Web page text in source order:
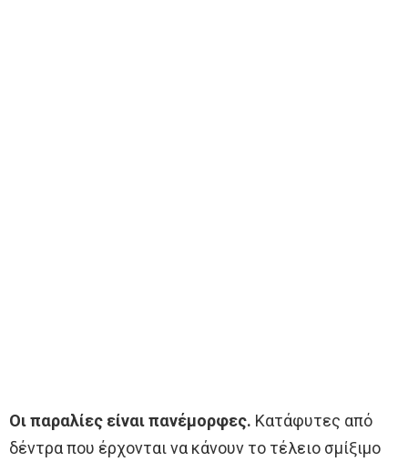
Οι παραλίες είναι πανέμορφες. Κατάφυτες από
δέντρα που έρχονται να κάνουν το τέλειο σμίξιμο